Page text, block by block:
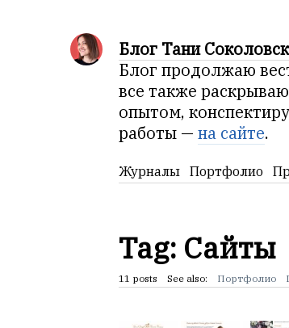
Блог Тани
Блог продолжаю
все также
опытом,
работы —на сайте.
Журналы Портфолио
Tag: Сайты
11 posts See also: Портфолио